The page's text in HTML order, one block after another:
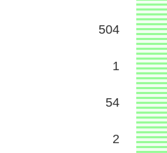
504
1
54
2